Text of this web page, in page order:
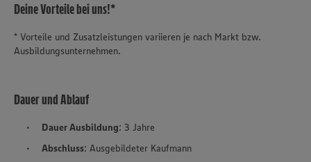
Deine Vorteile bei uns!*
* Vorteile und Zusatzleistungen variieren je nach Markt bzw.
Ausbildungsunternehmen.
Dauer und Ablauf
Dauer Ausbildung: 3 Jahre
Abschluss: Ausgebildeter Kaufmann